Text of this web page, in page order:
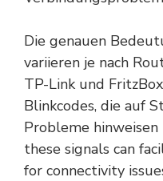
Die genauen
variieren je nach
TP-Link und
Blinkcodes, die auf
Probleme
these signals can
for connectivity